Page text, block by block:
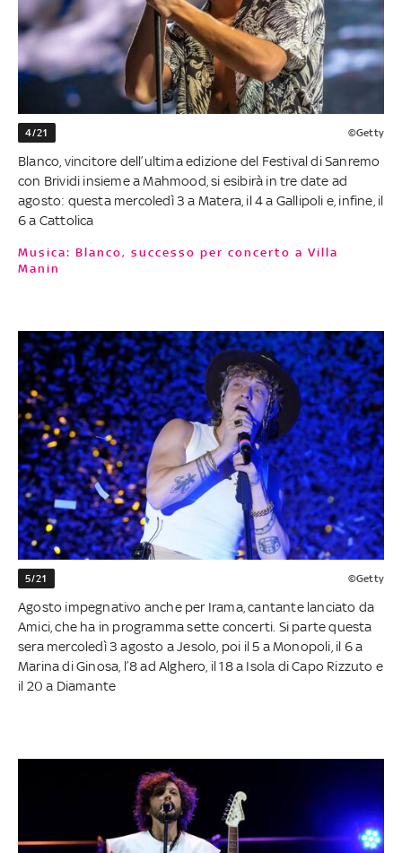
4/21 ©Getty
Blanco, vincitore dell’ultima edizione del Festival di Sanremo
con Brividi insieme a Mahmood, si esibirà in tre date ad
agosto: questa mercoledì 3 a Matera, il 4 a Gallipoli e, infine, il
6 a Cattolica
Musica: Blanco, successo per concerto a Villa
Manin
5/21 ©Getty
Agosto impegnativo anche per Irama, cantante lanciato da
Amici, che ha in programma sette concerti. Si parte questa
sera mercoledì 3 agosto a Jesolo, poi il 5 a Monopoli, il 6 a
Marina di Ginosa, l’8 ad Alghero, il 18 a Isola di Capo Rizzuto e
il 20 a Diamante